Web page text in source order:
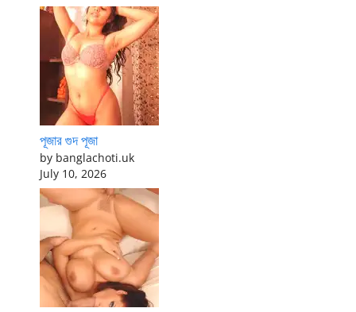
পূজার গুদ পূজা
by banglachoti.uk
July 10, 2026